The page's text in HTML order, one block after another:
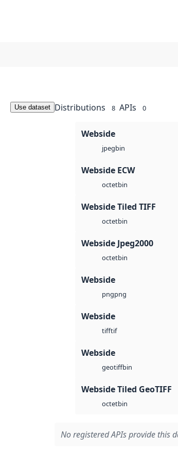
Use dataset Distributions 8 APIs 0
Webside
jpegbin
Webside ECW
octetbin
Webside Tiled TIFF
octetbin
Webside Jpeg2000
octetbin
Webside
pngpng
Webside
tifftif
Webside
geotiffbin
Webside Tiled GeoTIFF
octetbin
No registered APIs provide this